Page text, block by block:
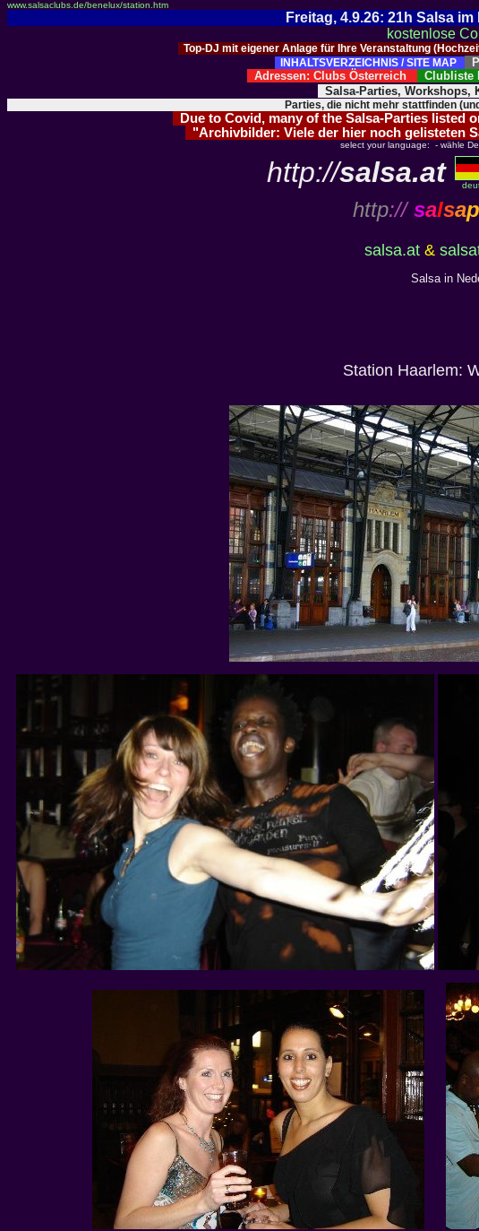
www.salsaclubs.de/benelux/station.htm
Freitag, 4.9.26: 21h Salsa
kostenlose
Top-DJ mit eigener Anlage für Ihre Veranstaltung
INHALTSVERZEICHNIS / SITE MAP
Adressen: Clubs Österreich Clubliste
Salsa-Parties, Workshops,
Parties, die nicht mehr stattfinden
Due to Covid, many of the Salsa-Parties listed
"Archivbilder: Viele der hier noch gelisteten
select your language: - wähle
http://salsa.at
http:// salsap
salsa.at &
Salsa in
Station Haarlem: